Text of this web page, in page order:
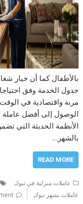
بالأطفال كما أن خيار
جدول الخدمة وفق
مرنة واقتصادية في
الوصول إلى أفضل
الأنظمة الحديثة التي
بالشهر…
READ MORE
عاملات منزلية في تبوك
عاملات بشهر تبوك